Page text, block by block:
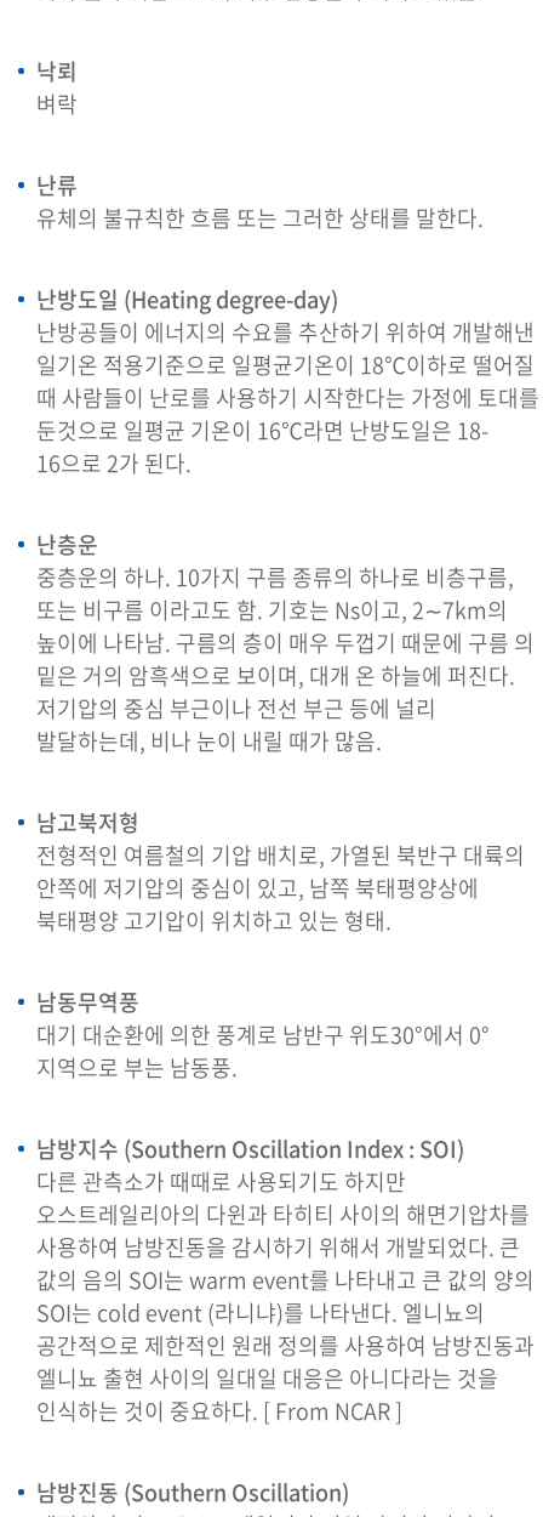
낙뢰
벼락
난류
유체의 불규칙한 흐름 또는 그러한 상태를 말한다.
난방도일 (Heating degree-day)
난방공들이 에너지의 수요를 추산하기 위하여 개발해낸
일기온 적용기준으로 일평균기온이 18℃이하로 떨어질
때 사람들이 난로를 사용하기 시작한다는 가정에 토대를
둔것으로 일평균 기온이 16℃라면 난방도일은 18-
16으로 2가 된다.
난층운
중층운의 하나. 10가지 구름 종류의 하나로 비층구름,
또는 비구름 이라고도 함. 기호는 Ns이고, 2∼7km의
높이에 나타남. 구름의 층이 매우 두껍기 때문에 구름 의
밑은 거의 암흑색으로 보이며, 대개 온 하늘에 퍼진다.
저기압의 중심 부근이나 전선 부근 등에 널리
발달하는데, 비나 눈이 내릴 때가 많음.
남고북저형
전형적인 여름철의 기압 배치로, 가열된 북반구 대륙의
안쪽에 저기압의 중심이 있고, 남쪽 북태평양상에
북태평양 고기압이 위치하고 있는 형태.
남동무역풍
대기 대순환에 의한 풍계로 남반구 위도30°에서 0°
지역으로 부는 남동풍.
남방지수 (Southern Oscillation Index : SOI)
다른 관측소가 때때로 사용되기도 하지만
오스트레일리아의 다윈과 타히티 사이의 해면기압차를
사용하여 남방진동을 감시하기 위해서 개발되었다. 큰
값의 음의 SOI는 warm event를 나타내고 큰 값의 양의
SOI는 cold event (라니냐)를 나타낸다. 엘니뇨의
공간적으로 제한적인 원래 정의를 사용하여 남방진동과
엘니뇨 출현 사이의 일대일 대응은 아니다라는 것을
인식하는 것이 중요하다. [ From NCAR ]
남방진동 (Southern Oscillation)